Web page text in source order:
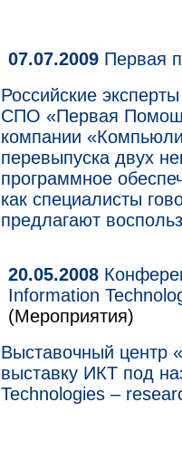
07.07.2009 Первая
Российские
СПО «Первая
компании
перевыпуска двух
программное
как специалисты
предлагают
20.05.2008
Information
(Мероприятия)
Выставочный центр
выставку ИКТ под
Technologies –